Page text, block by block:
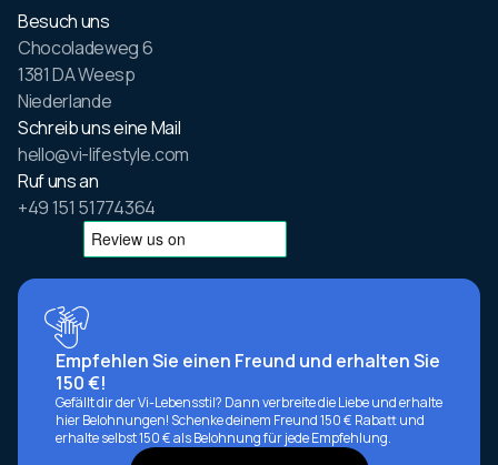
Besuch uns
Chocoladeweg 6
1381 DA Weesp
Niederlande
Schreib uns eine Mail
hello@vi-lifestyle.com
Ruf uns an
+49 151 51774364
Empfehlen Sie einen Freund und erhalten Sie
150 €!
Gefällt dir der Vi-Lebensstil? Dann verbreite die Liebe und erhalte
hier Belohnungen! Schenke deinem Freund 150 € Rabatt und
erhalte selbst 150 € als Belohnung für jede Empfehlung.